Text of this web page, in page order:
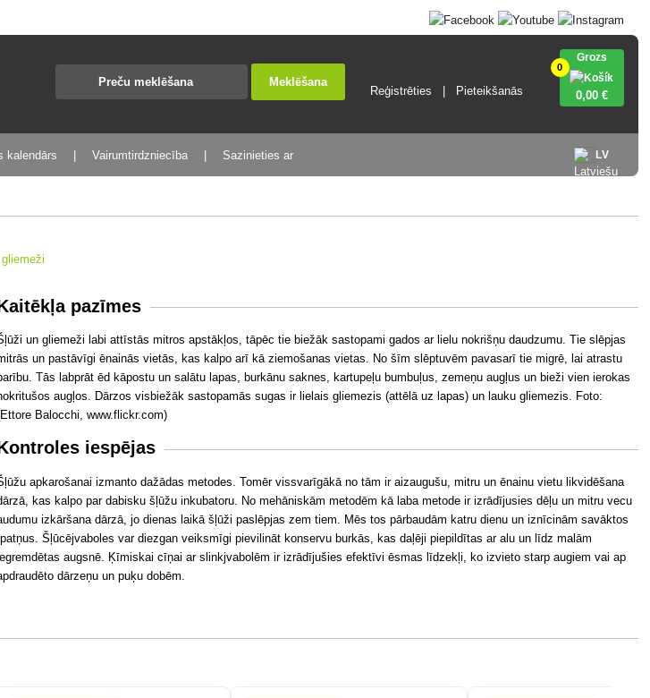
Meklēšana
Reģistrēties Pieteikšanās
0
Grozs
0,00 €
LV
kalendārs Vairumtirdzniecība Sazinieties ar
pazīmes
un gliemeži labi attīstās mitros apstākļos, tāpēc tie biežāk sastopami gados ar lielu nokrišņu daudzumu. Tie slēpjas
un pastāvīgi ēnainās vietās, kas kalpo arī kā ziemošanas vietas. No šīm slēptuvēm pavasarī tie migrē, lai atrastu
Tās labprāt ēd kāpostu un salātu lapas, burkānu saknes, kartupeļu bumbuļus, zemeņu augļus un bieži vien ierokas
augļos. Dārzos visbiežāk sastopamās sugas ir lielais gliemezis (attēlā uz lapas) un lauku gliemezis. Foto:
Balocchi, www.flickr.com)
iespējas
apkarošanai izmanto dažādas metodes. Tomēr vissvarīgākā no tām ir aizaugušu, mitru un ēnainu vietu likvidēšana
kas kalpo par dabisku šļūžu inkubatoru. No mehāniskām metodēm kā laba metode ir izrādījusies dēļu un mitru vecu
izkāršana dārzā, jo dienas laikā šļūži paslēpjas zem tiem. Mēs tos pārbaudām katru dienu un iznīcinām savāktos
Šļūcējvaboles var diezgan veiksmīgi pievilināt konservu burkās, kas daļēji piepildītas ar alu un līdz malām
augsnē. Ķīmiskai cīņai ar slinkjvabolēm ir izrādījušies efektīvi ēsmas līdzekļi, ko izvieto starp augiem vai ap
dārzeņu un puķu dobēm.